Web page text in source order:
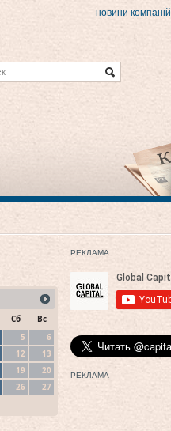
новини компаній
Сб
Вс
5
6
12
13
19
20
26
27
РЕКЛАМА
РЕКЛАМА